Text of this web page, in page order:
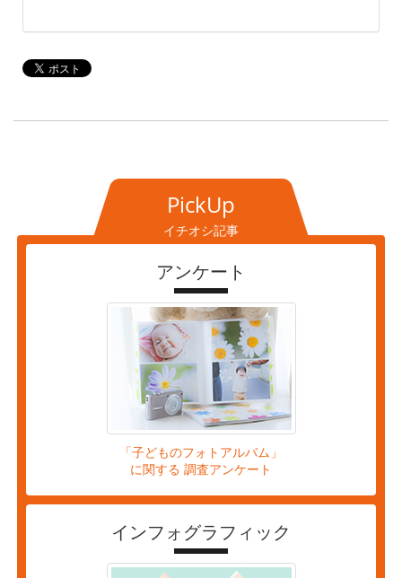
PickUp
イチオシ記事
アンケート
「子どものフォトアルバム」
に関する 調査アンケート
インフォグラフィック